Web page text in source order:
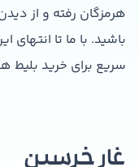
هرمزگان رفته و از
باشید. با ما تا انتهای
سریع برای خرید بلیط
غار خرسین